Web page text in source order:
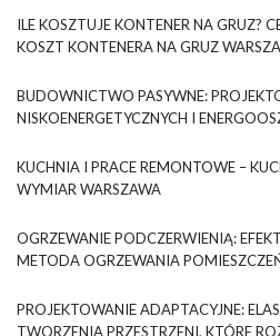
ILE KOSZTUJE KONTENER NA GRUZ?
KOSZT KONTENERA NA GRUZ
BUDOWNICTWO PASYWNE:
NISKOENERGETYCZNYCH I
KUCHNIA I PRACE REMONTOWE –
WYMIAR WARSZAWA
OGRZEWANIE PODCZERWIENIĄ:
METODA OGRZEWANIA
PROJEKTOWANIE ADAPTACYJNE:
TWORZENIA PRZESTRZENI, KTÓRE